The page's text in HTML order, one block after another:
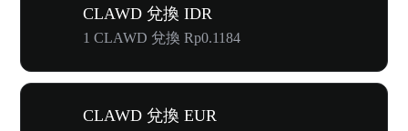
CLAWD 兌換 IDR
1 CLAWD 兌換 Rp0.1184
CLAWD 兌換 EUR